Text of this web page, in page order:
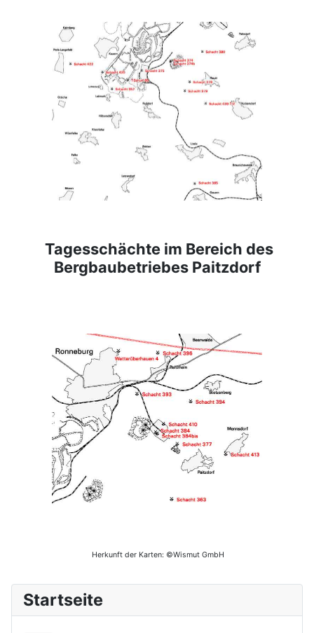
Tagesschächte im Bereich des
Bergbaubetriebes Paitzdorf
Herkunft der Karten: ©Wismut GmbH
Startseite